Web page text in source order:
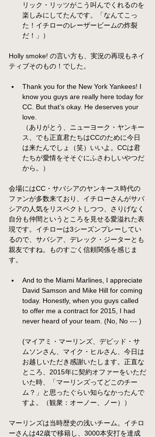
リック・リッツがこう叫んでくれるのを
楽しみにしてたんです。「なんてこっ
た！イチローのレーザービームの炸裂
だ！」）
Holly smoke! の言い方も、実況の再現もネイ
ティブそのもの！でした。
Thank you for the New York Yankees! I
know you guys are really here today for
CC. But that’s okay. He deserves your
love.
（ありがとう、ニューヨーク・ヤンキー
ス、でも正直君たちはCCのために今日
は来たんでしょ（笑）いいよ。CCは君
たちが愛情をそそぐにふさわしいやつだ
から。）
会場にはCC・サバシアのヤンキース時代の
ファンが多数来ており、イチローさんがサバ
シアの人気をリスペクトしつつ、さりげなく
自分も仲間というところを見せる愛溢れた表
現です。イチローは3シーズンプレーしてい
るので、サバシア、デレック・ジーターとも
親友ですね。ものすごく信頼関係を感じま
す。
And to the Miami Marlines, I appreciate
David Samson and Mike Hill for coming
today. Honestly, when you guys called
to offer me a contract for 2015, I had
never heard of your team. (No, No --- )
(マイアミ・マーリンズ、デビッド・サ
ムソンさん、マイク・ヒルさん、今日は
お越しいただき感謝いたします。正直な
ところ、2015年に契約オファーをいただ
いた時、「マーリンズってどこのチー
ム？」と思ったぐらい知らなかったんで
すよ。（観衆：オーノー、ノー））
マーリンズは当時歴史の浅いチーム。イチロ
ーさんは42歳で移籍し、3000本安打を達成